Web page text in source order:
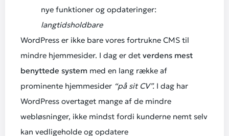
nye funktioner og opdateringer:
langtidsholdbare
WordPress er ikke bare vores fortrukne CMS til
mindre hjemmesider. I dag er det verdens mest
benyttede system med en lang række af
prominente hjemmesider “på sit CV”. I dag har
WordPress overtaget mange af de mindre
webløsninger, ikke mindst fordi kunderne nemt selv
kan vedligeholde og opdatere